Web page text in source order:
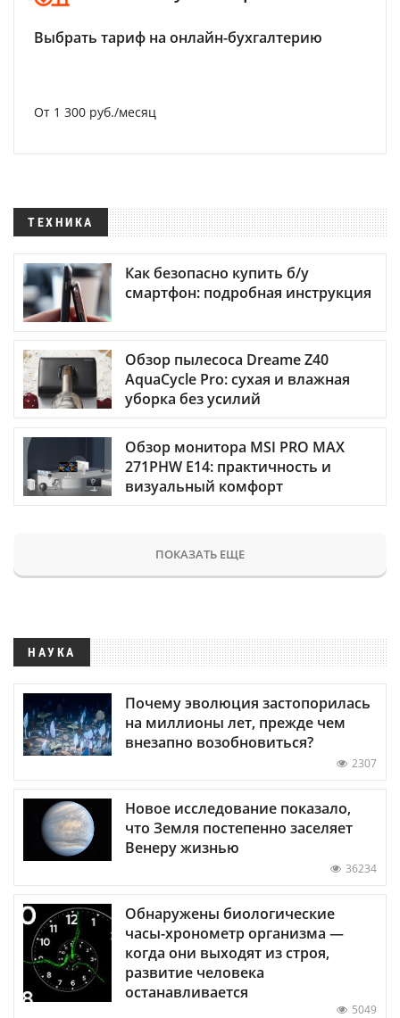
Выбрать тариф на онлайн-бухгалтерию
От 1 300 руб./месяц
ТЕХНИКА
Как безопасно купить б/у
смартфон: подробная инструкция
Обзор пылесоса Dreame Z40
AquaCycle Pro: сухая и влажная
уборка без усилий
Обзор монитора MSI PRO MAX
271PHW E14: практичность и
визуальный комфорт
ПОКАЗАТЬ ЕЩЕ
НАУКА
Почему эволюция застопорилась
на миллионы лет, прежде чем
внезапно возобновиться?
2307
Новое исследование показало,
что Земля постепенно заселяет
Венеру жизнью
36234
Обнаружены биологические
часы-хронометр организма —
когда они выходят из строя,
развитие человека
останавливается
5049